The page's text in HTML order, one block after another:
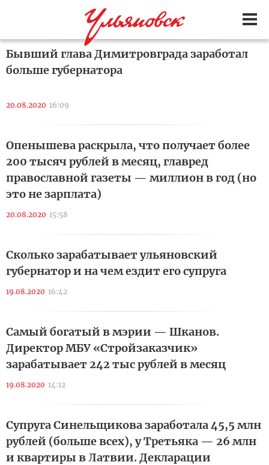
Бывший глава Димитровграда заработал
больше губернатора
20.08.2020 16:09
Опенышева раскрыла, что получает более
200 тысяч рублей в месяц, главред
православной газеты — миллион в год (но
это не зарплата)
20.08.2020 15:58
Сколько зарабатывает ульяновский
губернатор и на чем ездит его супруга
19.08.2020 16:42
Самый богатый в мэрии — Шканов.
Директор МБУ «Стройзаказчик»
зарабатывает 242 тыс рублей в месяц
19.08.2020 14:12
Супруга Синельщикова заработала 45,5 млн
рублей (больше всех), у Третьяка — 26 млн
и квартиры в Латвии. Декларации